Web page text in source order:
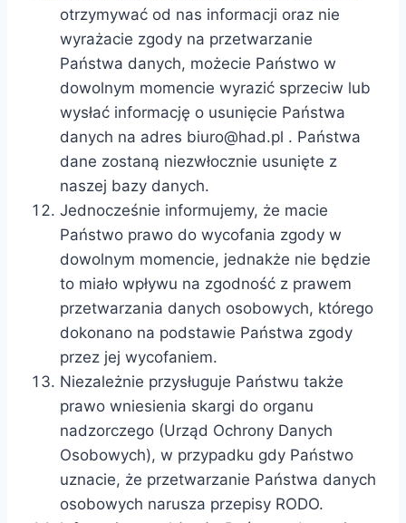
otrzymywać od nas informacji oraz nie
wyrażacie zgody na przetwarzanie
Państwa danych, możecie Państwo w
dowolnym momencie wyrazić sprzeciw lub
wysłać informację o usunięcie Państwa
danych na adres biuro@had.pl . Państwa
dane zostaną niezwłocznie usunięte z
naszej bazy danych.
Jednocześnie informujemy, że macie
Państwo prawo do wycofania zgody w
dowolnym momencie, jednakże nie będzie
to miało wpływu na zgodność z prawem
przetwarzania danych osobowych, którego
dokonano na podstawie Państwa zgody
przez jej wycofaniem.
Niezależnie przysługuje Państwu także
prawo wniesienia skargi do organu
nadzorczego (Urząd Ochrony Danych
Osobowych), w przypadku gdy Państwo
uznacie, że przetwarzanie Państwa danych
osobowych narusza przepisy RODO.